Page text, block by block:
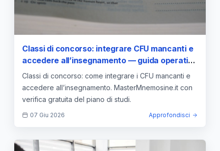
Classi di concorso: integrare CFU mancanti e
accedere all’insegnamento — guida operativa
di Master Mnemosine
Classi di concorso: come integrare i CFU mancanti e
accedere all’insegnamento. MasterMnemosine.it con
verifica gratuita del piano di studi.
07 Giu 2026 Approfondisci